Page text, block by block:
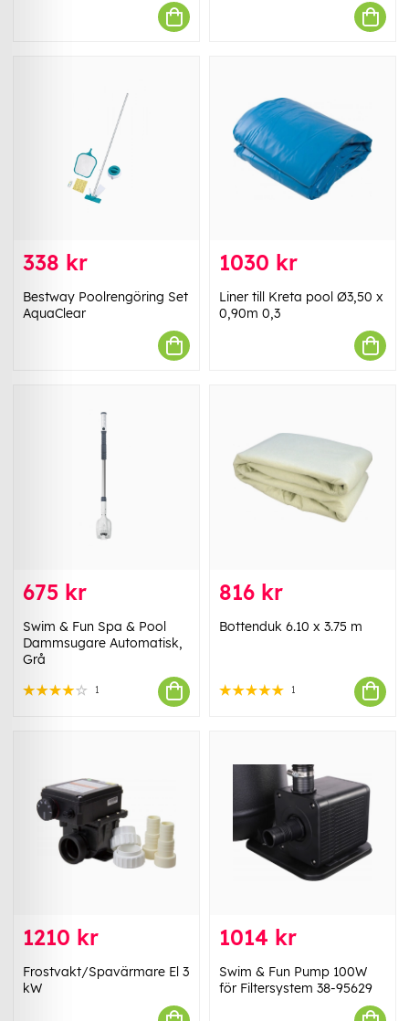
338 kr
Bestway Poolrengöring Set
AquaClear
1030 kr
Liner till Kreta pool Ø3,50 x
0,90m 0,3
675 kr
Swim & Fun Spa & Pool
Dammsugare Automatisk,
Grå
1
816 kr
Bottenduk 6.10 x 3.75 m
1
1210 kr
Frostvakt/Spavärmare El 3
kW
1014 kr
Swim & Fun Pump 100W
för Filtersystem 38-95629